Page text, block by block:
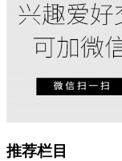
推荐栏目